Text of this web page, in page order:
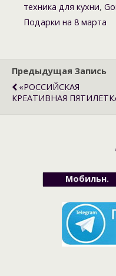
техника для кухни,
Подарки на 8 марта
Предыдущая Запись
«РОССИЙСКАЯ
КРЕАТИВНАЯ
Мобильн.